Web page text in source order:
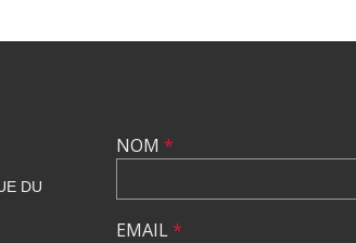
DU
NOM *
EMAIL*